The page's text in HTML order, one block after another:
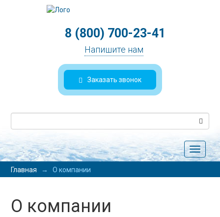
8 (800) 700-23-41
Напишите нам
Заказать звонок
Toggle
Главная
→ О компании
О компании